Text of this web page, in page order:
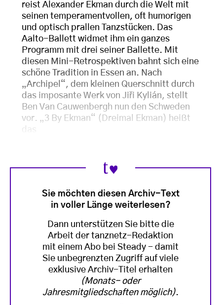
reist Alexander Ekman durch die Welt mit
seinen temperamentvollen, oft humorigen
und optisch prallen Tanzstücken. Das
Aalto-Ballett widmet ihm ein ganzes
Programm mit drei seiner Ballette. Mit
diesen Mini-Retrospektiven bahnt sich eine
schöne Tradition in Essen an. Nach
„Archipel“, dem kleinen Querschnitt durch
das imposante Werk von Jiři Kylián, stellt
Ben Van Cauwenbergh nun den Schweden
vor. „3 By Ekman“ (Dreimal Ekman) heißt
Sie möchten diesen Archiv-Text
in voller Länge weiterlesen?
Dann unterstützen Sie bitte die
Arbeit der tanznetz-Redaktion
mit einem Abo bei Steady - damit
Sie unbegrenzten Zugriff auf viele
exklusive Archiv-Titel erhalten
(Monats- oder
Jahresmitgliedschaften möglich).